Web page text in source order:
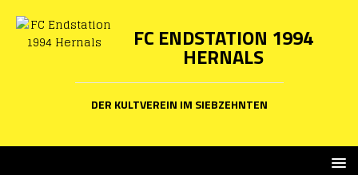
FC ENDSTATION 1994
HERNALS
DER KULTVEREIN IM SIEBZEHNTEN